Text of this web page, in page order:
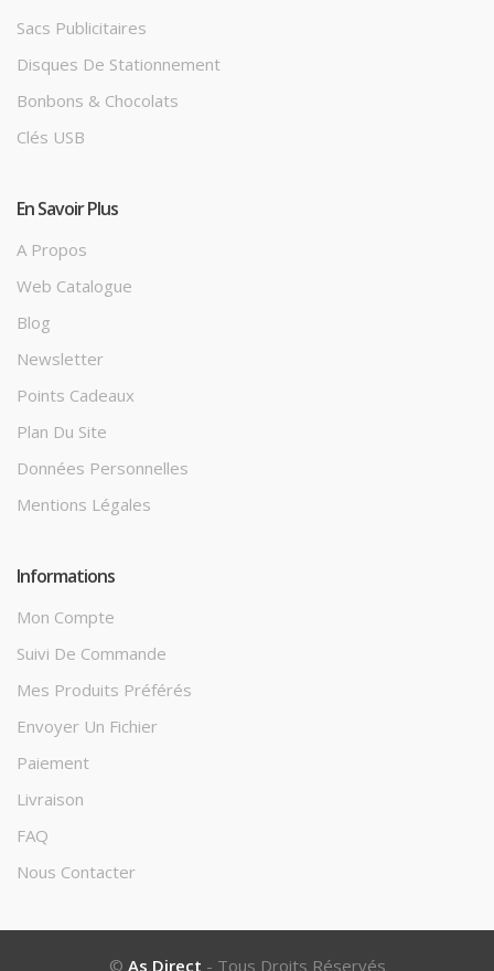
Sacs Publicitaires
Disques De Stationnement
Bonbons & Chocolats
Clés USB
En Savoir Plus
A Propos
Web Catalogue
Blog
Newsletter
Points Cadeaux
Plan Du Site
Données Personnelles
Mentions Légales
Informations
Mon Compte
Suivi De Commande
Mes Produits Préférés
Envoyer Un Fichier
Paiement
Livraison
FAQ
Nous Contacter
© As Direct - Tous Droits Réservés